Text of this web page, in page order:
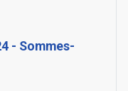
- Sommes-